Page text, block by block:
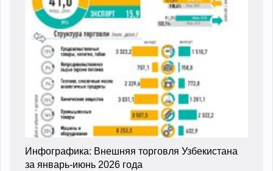
Инфографика: Внешняя торговля Узбекистана
за январь-июнь 2026 года